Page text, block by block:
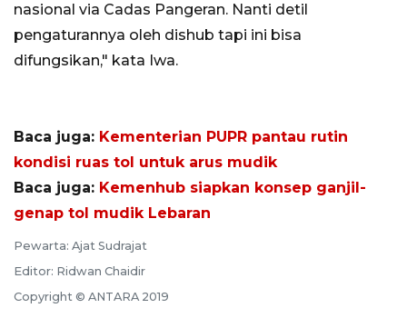
nasional via Cadas Pangeran. Nanti detil
pengaturannya oleh dishub tapi ini bisa
difungsikan," kata Iwa.
Baca juga: Kementerian PUPR pantau rutin
kondisi ruas tol untuk arus mudik
Baca juga: Kemenhub siapkan konsep ganjil-
genap tol mudik Lebaran
Pewarta: Ajat Sudrajat
Editor: Ridwan Chaidir
Copyright © ANTARA 2019